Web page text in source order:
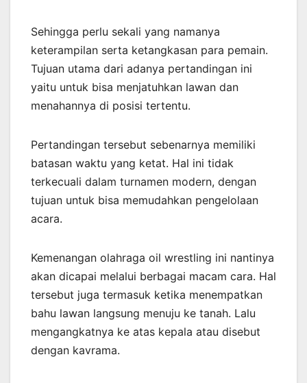
Sehingga perlu sekali yang namanya
keterampilan serta ketangkasan para pemain.
Tujuan utama dari adanya pertandingan ini
yaitu untuk bisa menjatuhkan lawan dan
menahannya di posisi tertentu.
Pertandingan tersebut sebenarnya memiliki
batasan waktu yang ketat. Hal ini tidak
terkecuali dalam turnamen modern, dengan
tujuan untuk bisa memudahkan pengelolaan
acara.
Kemenangan olahraga oil wrestling ini nantinya
akan dicapai melalui berbagai macam cara. Hal
tersebut juga termasuk ketika menempatkan
bahu lawan langsung menuju ke tanah. Lalu
mengangkatnya ke atas kepala atau disebut
dengan kavrama.